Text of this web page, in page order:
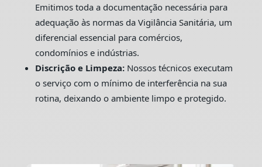
Emitimos toda a documentação necessária para
adequação às normas da Vigilância Sanitária, um
diferencial essencial para comércios,
condomínios e indústrias.
Discrição e Limpeza:Nossos técnicos executam
o serviço com o mínimo de interferência na sua
rotina, deixando o ambiente limpo e protegido.